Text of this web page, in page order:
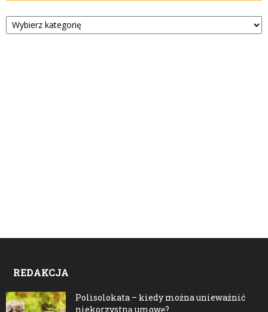
Kategorie
REDAKCJA
Polisolokata – kiedy można unieważnić
niekorzystną umowę?